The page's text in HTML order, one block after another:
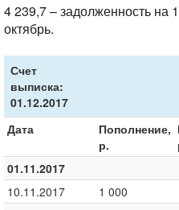
4 239,7 – задолженность на
октябрь.
Счет
выписка:
01.12.2017
Дата
Пополнение,
р.
01.11.2017
10.11.2017
1 000